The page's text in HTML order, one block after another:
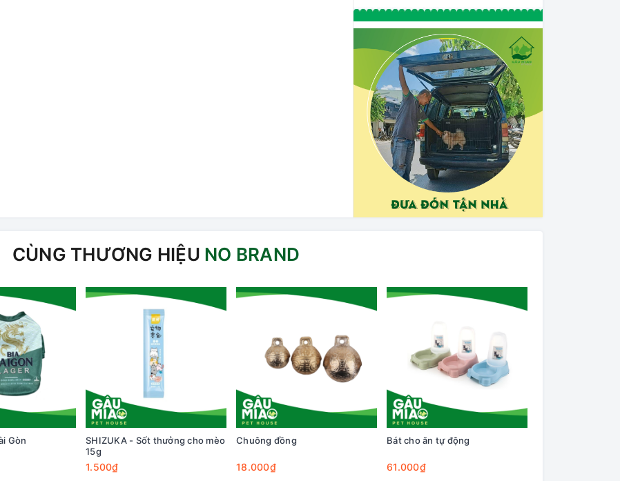
CÙNG THƯƠNG HIỆU NO BRAND
Gòn
SHIZUKA - Sốt thưởng cho mèo
15g
1.500₫
Chuông đồng
18.000₫
Bát cho ăn tự động
61.000₫